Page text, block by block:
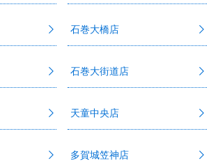
石巻大橋店
石巻大街道店
天童中央店
多賀城笠神店